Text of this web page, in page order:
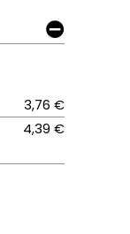
3,76 €
4,39 €